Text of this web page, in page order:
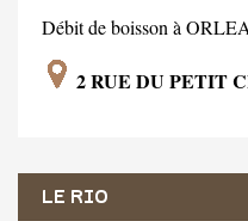
Débit de boisson à
2 RUE DU PETIT
LE RIO